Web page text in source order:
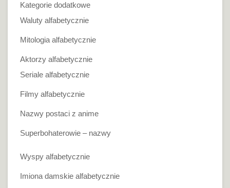
Kategorie dodatkowe
Waluty alfabetycznie
Mitologia alfabetycznie
Aktorzy alfabetycznie
Seriale alfabetycznie
Filmy alfabetycznie
Nazwy postaci z anime
Superbohaterowie – nazwy
Wyspy alfabetycznie
Imiona damskie alfabetycznie